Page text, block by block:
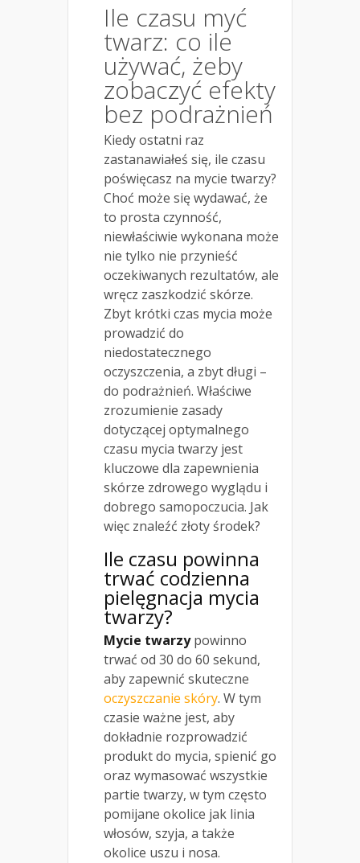
Ile czasu myć
twarz: co ile
używać, żeby
zobaczyć efekty
bez podrażnień
Kiedy ostatni raz
zastanawiałeś się, ile czasu
poświęcasz na mycie twarzy?
Choć może się wydawać, że
to prosta czynność,
niewłaściwie wykonana może
nie tylko nie przynieść
oczekiwanych rezultatów, ale
wręcz zaszkodzić skórze.
Zbyt krótki czas mycia może
prowadzić do
niedostatecznego
oczyszczenia, a zbyt długi –
do podrażnień. Właściwe
zrozumienie zasady
dotyczącej optymalnego
czasu mycia twarzy jest
kluczowe dla zapewnienia
skórze zdrowego wyglądu i
dobrego samopoczucia. Jak
więc znaleźć złoty środek?
Ile czasu powinna
trwać codzienna
pielęgnacja mycia
twarzy?
Mycie twarzypowinno
trwać od 30 do 60 sekund,
aby zapewnić skuteczne
oczyszczanie skóry. W tym
czasie ważne jest, aby
dokładnie rozprowadzić
produkt do mycia, spienić go
oraz wymasować wszystkie
partie twarzy, w tym często
pomijane okolice jak linia
włosów, szyja, a także
okolice uszu i nosa.